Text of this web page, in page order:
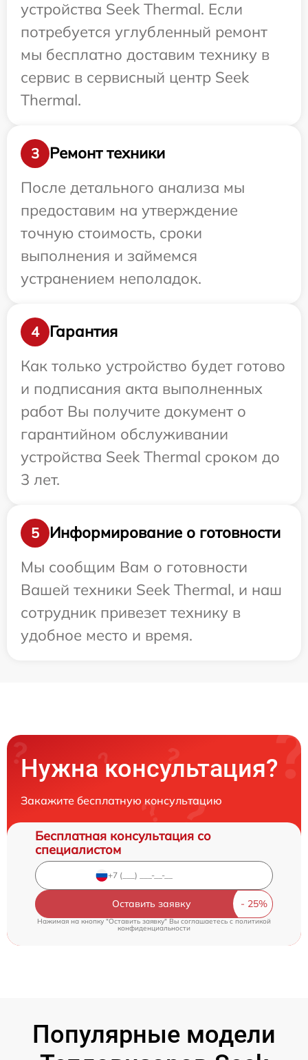
устройства Seek Thermal. Если
потребуется углубленный ремонт
мы бесплатно доставим технику в
сервис в сервисный центр Seek
Thermal.
3
Ремонт техники
После детального анализа мы
предоставим на утверждение
точную стоимость, сроки
выполнения и займемся
устранением неполадок.
4
Гарантия
Как только устройство будет готово
и подписания акта выполненных
работ Вы получите документ о
гарантийном обслуживании
устройства Seek Thermal сроком до
3 лет.
5
Информирование о готовности
Мы сообщим Вам о готовности
Вашей техники Seek Thermal, и наш
сотрудник привезет технику в
удобное место и время.
Нужна консультация?
Закажите бесплатную консультацию
Бесплатная консультация со
специалистом
Оставить заявку
Нажимая на кнопку "Оставить заявку" Вы соглашаетесь cполитикой
конфиденциальности
Популярные модели